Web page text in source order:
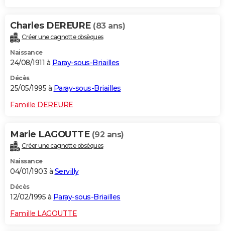
Charles DEREURE (83 ans)
Créer une cagnotte obsèques
Naissance
24/08/1911 à Paray-sous-Briailles
Décès
25/05/1995 à Paray-sous-Briailles
Famille DEREURE
Marie LAGOUTTE (92 ans)
Créer une cagnotte obsèques
Naissance
04/01/1903 à Servilly
Décès
12/02/1995 à Paray-sous-Briailles
Famille LAGOUTTE